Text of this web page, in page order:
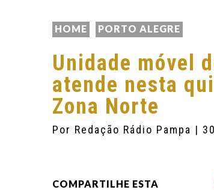
HOME PORTO ALEGRE
Unidade móvel
atende nesta
Zona Norte
Por Redação Rádio Pampa |
COMPARTILHE ESTA